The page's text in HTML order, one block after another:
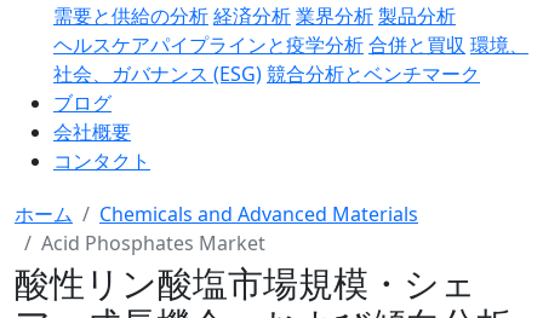
需要と供給の分析経済分析業界分析製品分析
ヘルスケアパイプラインと疫学分析合併と買収 環境、
社会、ガバナンス (ESG)競合分析とベンチマーク
ブログ
会社概要
コンタクト
ホーム
Chemicals and Advanced Materials
Acid Phosphates Market
酸性リン酸塩市場規模・シェ